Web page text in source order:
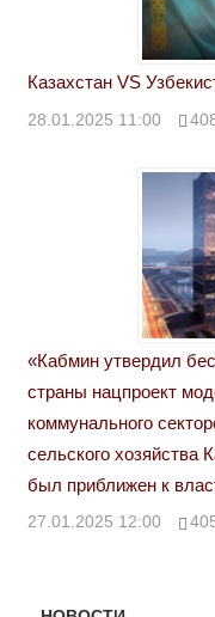
Казахстан VS
28.01.2025 11:00
«Кабмин утвердил
страны нацпроект
коммунального
сельского хозяйства
был приближен к
27.01.2025 12:00